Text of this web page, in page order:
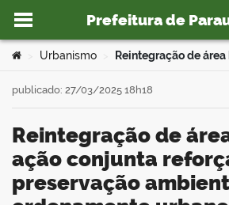
Ir para o conteúdo
Prefeitura de
portal
Você está aqui:
Urbanismo
Reintegração de área brejosa:
ação conjunta
preservação
publicado: 27/03/2025 18h18